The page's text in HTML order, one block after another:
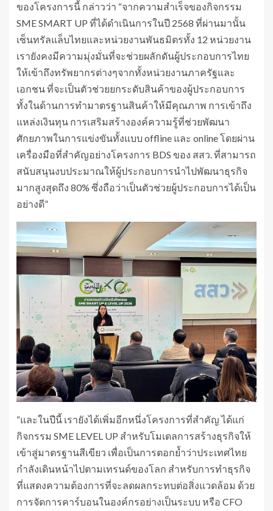
ของโครงการนี้ กล่าวว่า “จากความสำเร็จของกิจกรรม
SME SMART UP ที่ได้ดำเนินการในปี 2568 ที่ผ่านมานั้น
เซ็นทรัลแล็บไทยและหน่วยงานพันธมิตรทั้ง 12 หน่วยงาน
เรายังคงมีความมุ่งมั่นที่จะช่วยผลักดันผู้ประกอบการไทย
ให้เข้าถึงทรัพยากรต่างๆจากทั้งหน่วยงานภาครัฐและ
เอกชน ที่จะเป็นตัวช่วยยกระดับสินค้าของผู้ประกอบการ
ทั้งในด้านการทำมาตรฐานสินค้าให้มีคุณภาพ การเข้าถึง
แหล่งเงินทุน การเสริมสร้างองค์ความรู้ที่ช่วยพัฒนา
ศักยภาพในการแข่งขันทั้งแบบ offline และ online โดยผ่าน
เครื่องมือที่สำคัญอย่างโครงการ BDS ของ สสว. ที่สามารถ
สนับสนุนงบประมาณให้ผู้ประกอบการนำไปพัฒนาธุรกิจ
มากสูงสุดถึง 80% ซึ่งถือว่าเป็นตัวช่วยผู้ประกอบการได้เป็น
อย่างดี”
“และในปีนี้ เรายังได้เพิ่มอีกหนึ่งโครงการที่สำคัญ ได้แก่
กิจกรรม SME LEVEL UP สำหรับโมเดลการสร้างธุรกิจให้
เข้าสู่มาตรฐานสีเขียว เพื่อเป็นการตอกย้ำว่าประเทศไทย
กำลังเดินหน้าไปตามเทรนด์ของโลก สำหรับการทำธุรกิจ
ที่แสดงความต้องการที่จะลดผลกระทบต่อสิ่งแวดล้อม ด้วย
การจัดการคาร์บอนในองค์กรอย่างเป็นระบบ หรือ CFO